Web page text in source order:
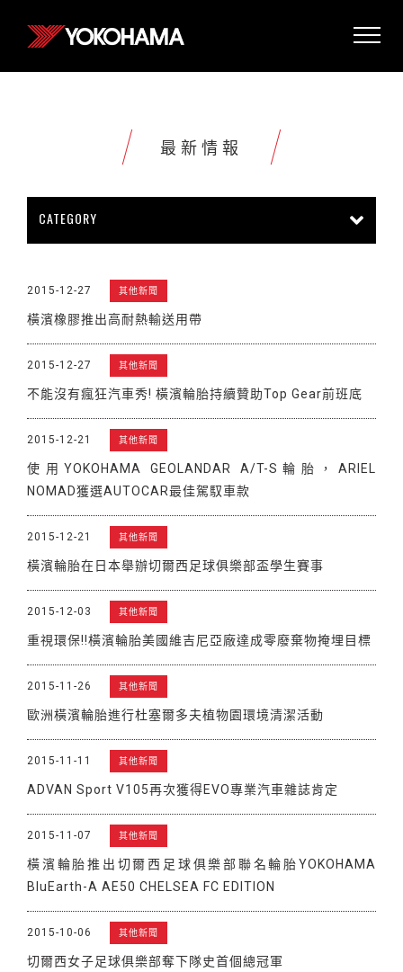
最新情報
CATEGORY
販促活動
2015-12-27 其他新聞
橫濱橡膠推出高耐熱輸送用帶
2015-12-27 其他新聞
不能沒有瘋狂汽車秀! 橫濱輪胎持續贊助Top Gear前班底
2015-12-21 其他新聞
使用YOKOHAMA GEOLANDAR A/T-S輪胎，ARIEL
NOMAD獲選AUTOCAR最佳駕馭車款
2015-12-21 其他新聞
橫濱輪胎在日本舉辦切爾西足球俱樂部盃學生賽事
2015-12-03 其他新聞
重視環保!!橫濱輪胎美國維吉尼亞廠達成零廢棄物掩埋目標
2015-11-26 其他新聞
歐洲橫濱輪胎進行杜塞爾多夫植物園環境清潔活動
2015-11-11 其他新聞
ADVAN Sport V105再次獲得EVO專業汽車雜誌肯定
2015-11-07 其他新聞
橫濱輪胎推出切爾西足球俱樂部聯名輪胎YOKOHAMA
BluEarth-A AE50 CHELSEA FC EDITION
2015-10-06 其他新聞
切爾西女子足球俱樂部奪下隊史首個總冠軍